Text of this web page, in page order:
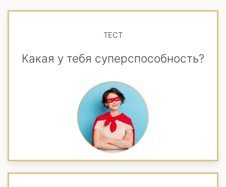
ТЕСТ
Какая у тебя суперспособность?